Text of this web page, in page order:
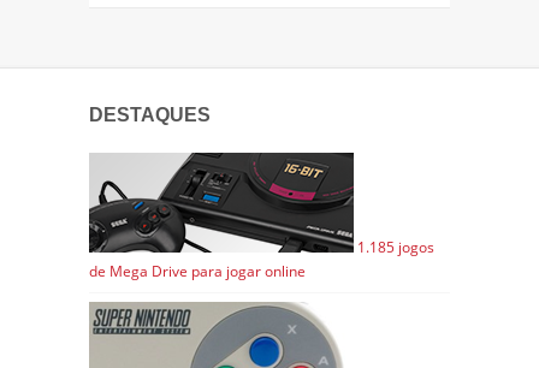
DESTAQUES
1.185 jogos
de Mega Drive para jogar online